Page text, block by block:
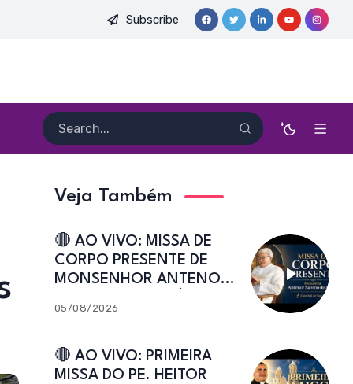
PE. HEITOR PEREIRA DIAS, FSA | Catedral de Sant’Ana | Caicó-
Subscribe
Veja Também
🔴 AO VIVO: MISSA DE
CORPO PRESENTE DE
MONSENHOR ANTENOR
Catedral de Sant’Ana
05/08/2026
🔴 AO VIVO: PRIMEIRA
MISSA DO PE. HEITOR